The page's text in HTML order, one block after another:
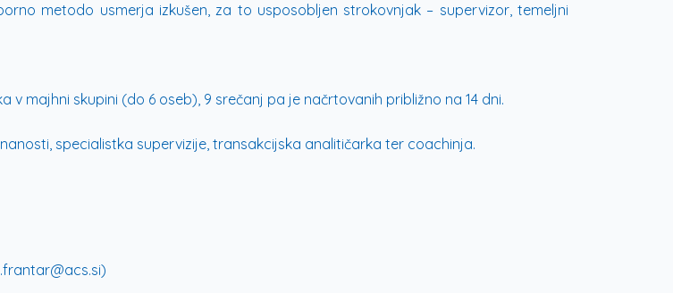
metodo usmerja izkušen, za to usposobljen strokovnjak – supervizor, temeljni
majhni skupini (do 6 oseb), 9 srečanj pa je načrtovanih približno na 14 dni.
specialistka supervizije, transakcijska analitičarka ter coachinja.